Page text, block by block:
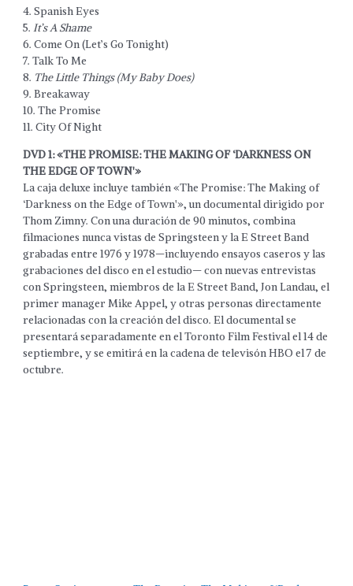
4. Spanish Eyes
5.It’s A Shame
6. Come On (Let’s Go Tonight)
7. Talk To Me
8. The Little Things (My Baby Does)
9. Breakaway
10. The Promise
11. City Of Night
DVD 1: «THE PROMISE: THE MAKING OF ‘DARKNESS ON
THE EDGE OF TOWN'»
La caja deluxe incluye también «The Promise: The Making of
‘Darkness on the Edge of Town'», un documental dirigido por
Thom Zimny. Con una duración de 90 minutos, combina
filmaciones nunca vistas de Springsteen y la E Street Band
grabadas entre 1976 y 1978—incluyendo ensayos caseros y las
grabaciones del disco en el estudio— con nuevas entrevistas
con Springsteen, miembros de la E Street Band, Jon Landau, el
primer manager Mike Appel, y otras personas directamente
relacionadas con la creación del disco. El documental se
presentará separadamente en el Toronto Film Festival el 14 de
septiembre, y se emitirá en la cadena de televisón HBO el 7 de
octubre.